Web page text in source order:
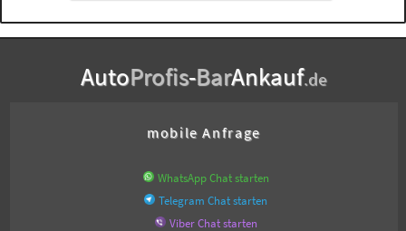
AutoProfis-BarAnkauf.de
mobile Anfrage
WhatsApp Chat starten
Telegram Chat starten
Viber Chat starten